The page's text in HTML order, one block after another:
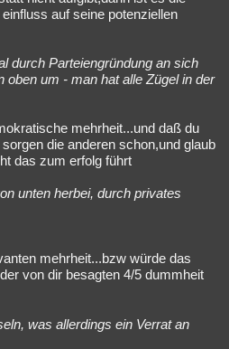
auf seine potenziellen
durch Parteiengründung an sich
um - man hat alle Zügel in der
mehrheit...und daß du
die anderen schon,und glaub
das zum erfolg führt
unten herbei, durch privates
mehrheit...bzw würde das
von dir besagten 4/5 dummheit
was allerdings ein Verrat an